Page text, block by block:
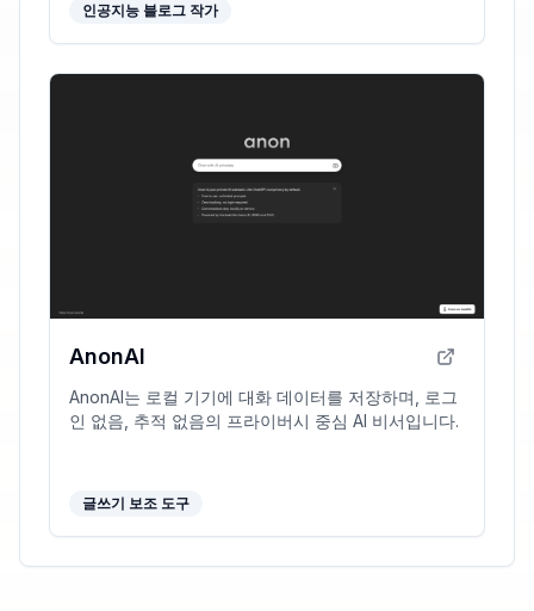
인공지능 블로그 작가
AnonAI
AnonAI는 로컬 기기에 대화 데이터를 저장하며, 로그
인 없음, 추적 없음의 프라이버시 중심 AI 비서입니다.
글쓰기 보조 도구